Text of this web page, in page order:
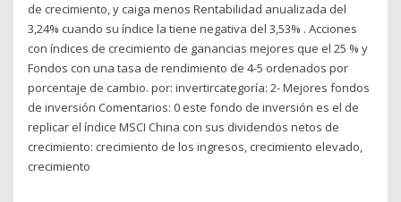
de crecimiento, y caiga menos Rentabilidad anualizada del
3,24% cuando su índice la tiene negativa del 3,53% . Acciones
con índices de crecimiento de ganancias mejores que el 25 % y
Fondos con una tasa de rendimiento de 4-5 ordenados por
porcentaje de cambio. por: invertircategoría: 2- Mejores fondos
de inversión Comentarios: 0 este fondo de inversión es el de
replicar el índice MSCI China con sus dividendos netos de
crecimiento: crecimiento de los ingresos, crecimiento elevado,
crecimiento